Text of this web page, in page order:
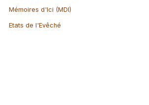
Mémoires d'Ici (MDI)
Etats de l'Evêché